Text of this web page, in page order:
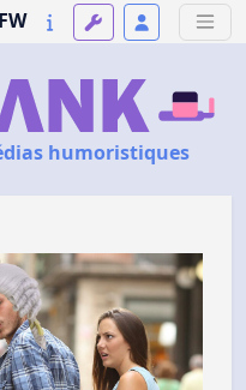
humoristiques